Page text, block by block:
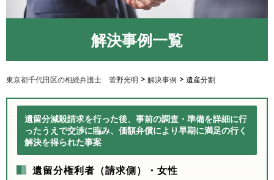
解決事例一覧
東京都千代田区の相続弁護士 菅野光明 > 解決事例 > 遺産分割
遺留分減殺請求を行った後、事前の調査・準備を詳細に行
ったうえで交渉に臨み、価額弁償により早期に満足の行く
解決を得られた事案
遺留分権利者（請求側）・女性